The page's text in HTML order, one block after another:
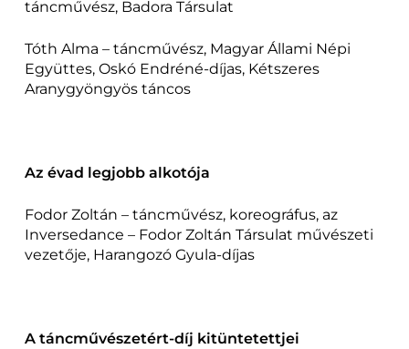
táncművész, Badora Társulat
Tóth Alma – táncművész, Magyar Állami Népi
Együttes, Oskó Endréné-díjas, Kétszeres
Aranygyöngyös táncos
Az évad legjobb alkotója
Fodor Zoltán – táncművész, koreográfus, az
Inversedance – Fodor Zoltán Társulat művészeti
vezetője, Harangozó Gyula-díjas
A táncművészetért-díj kitüntetettjei